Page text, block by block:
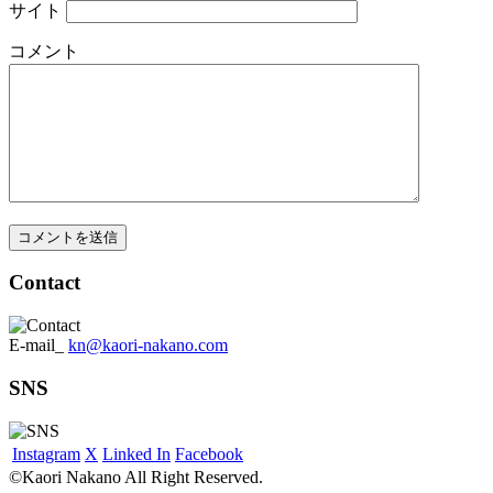
サイト
コメント
Contact
E-mail_ kn@kaori-nakano.com
SNS
Instagram X Linked In Facebook
©Kaori Nakano All Right Reserved.